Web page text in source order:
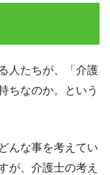
人たちが、「介護
ちなのか。という
んな事を考えてい
が、介護士の考え